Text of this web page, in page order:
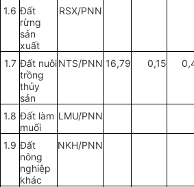
1.6 Đất
rừng
sản
xuất
RSX/PNN
1.7 Đất nuôi
trồng
thủy
sản
NTS/PNN 16,79 0,15
1.8 Đất làm
muối
LMU/PNN
1.9 Đất
nông
nghiệp
khác
NKH/PNN